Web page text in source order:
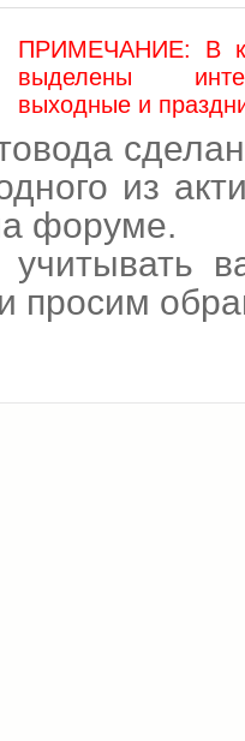
ПРИМЕЧАНИЕ: В
выделены
выходные и
из
форуме.
просим